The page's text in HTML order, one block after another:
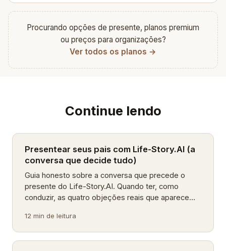
Procurando opções de presente, planos premium
ou preços para organizações?
Ver todos os planos →
Continue lendo
Presentear seus pais com Life-Story.AI (a
conversa que decide tudo)
Guia honesto sobre a conversa que precede o
presente do Life-Story.AI. Quando ter, como
conduzir, as quatro objeções reais que aparecem
12 min de leitura